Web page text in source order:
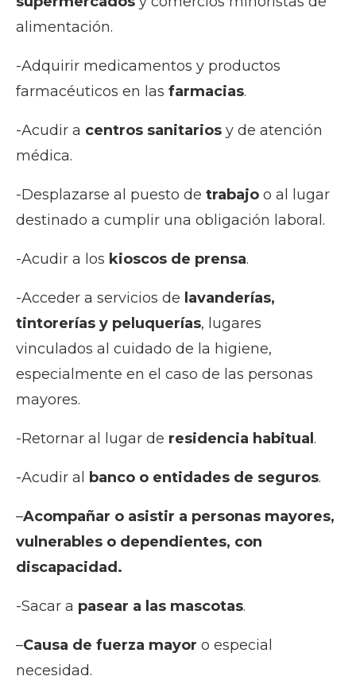
alimentación.
-Adquirir medicamentos y productos
farmacéuticos en las farmacias.
-Acudir a centros sanitarios y de atención
médica.
-Desplazarse al puesto de trabajo o al lugar
destinado a cumplir una obligación laboral.
-Acudir a los kioscos de prensa.
-Acceder a servicios de lavanderías,
tintorerías y peluquerías, lugares
vinculados al cuidado de la higiene,
especialmente en el caso de las personas
mayores.
-Retornar al lugar de residencia habitual.
-Acudir al banco o entidades de seguros.
–Acompañar o asistir a personas mayores,
vulnerables o dependientes, con
discapacidad.
-Sacar a pasear a las mascotas.
–Causa de fuerza mayor o especial
necesidad.